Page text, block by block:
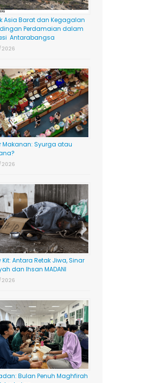
Asia Barat dan Kegagalan
Perdamaian dalam
Antarabangsa
Makanan: Syurga atau
Kit: Antara Retak Jiwa, Sinar
dan Ihsan MADANI
Bulan Penuh Maghfirah